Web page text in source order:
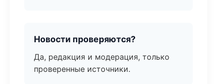
Новости проверяются?
Да, редакция и модерация, только
проверенные источники.